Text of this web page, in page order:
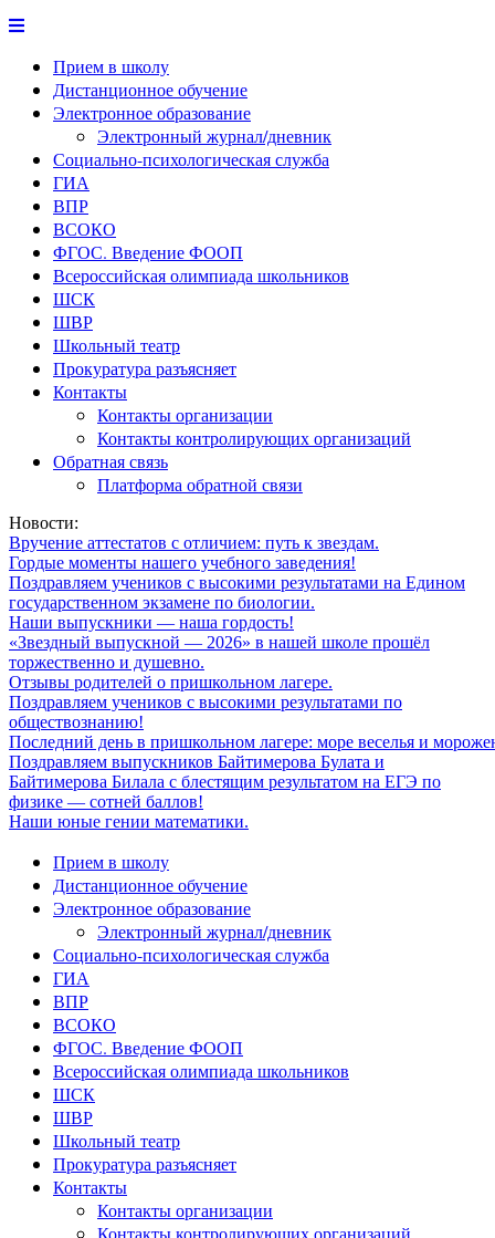
Прием в школу
Дистанционное обучение
Электронное образование
Электронный журнал/дневник
Социально-психологическая служба
ГИА
ВПР
ВСОКО
ФГОС. Введение ФООП
Всероссийская олимпиада школьников
ШСК
ШВР
Школьный театр
Прокуратура разъясняет
Контакты
Контакты организации
Контакты контролирующих организаций
Обратная связь
Платформа обратной связи
Новости:
Вручение аттестатов с отличием: путь к звездам.
Гордые моменты нашего учебного заведения!
Поздравляем учеников с высокими результатами на Едином
государственном экзамене по биологии.
Наши выпускники — наша гордость!
«Звездный выпускной — 2026» в нашей школе прошёл
торжественно и душевно.
Отзывы родителей о пришкольном лагере.
Поздравляем учеников с высокими результатами по
обществознанию!
Последний день в пришкольном лагере: море веселья и
Поздравляем выпускников Байтимерова Булата и
Байтимерова Билала с блестящим результатом на ЕГЭ по
физике — сотней баллов!
Наши юные гении математики.
Прием в школу
Дистанционное обучение
Электронное образование
Электронный журнал/дневник
Социально-психологическая служба
ГИА
ВПР
ВСОКО
ФГОС. Введение ФООП
Всероссийская олимпиада школьников
ШСК
ШВР
Школьный театр
Прокуратура разъясняет
Контакты
Контакты организации
Контакты контролирующих организаций